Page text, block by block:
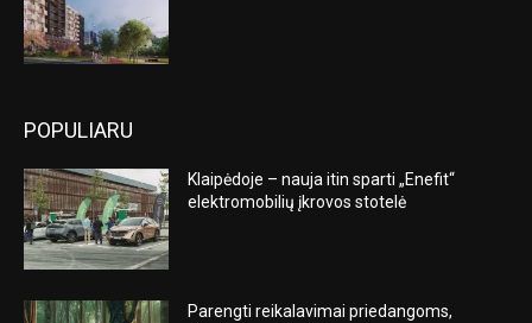
POPULIARU
Klaipėdoje – nauja itin sparti „Enefit“
elektromobilių įkrovos stotelė
Parengti reikalavimai priedangoms,